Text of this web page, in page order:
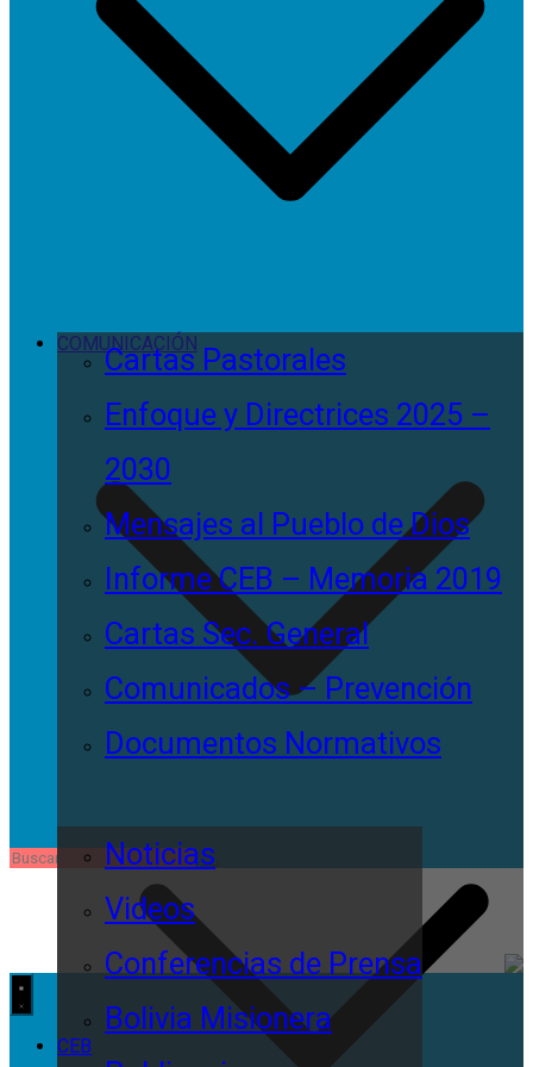
Cartas Pastorales
Enfoque y Directrices 2025 –
2030
Mensajes al Pueblo de Dios
Informe CEB – Memoria 2019
Cartas Sec. General
Comunicados – Prevención
Documentos Normativos
COMUNICACIÓN
Noticias
Videos
Conferencias de Prensa
Bolivia Misionera
CEB